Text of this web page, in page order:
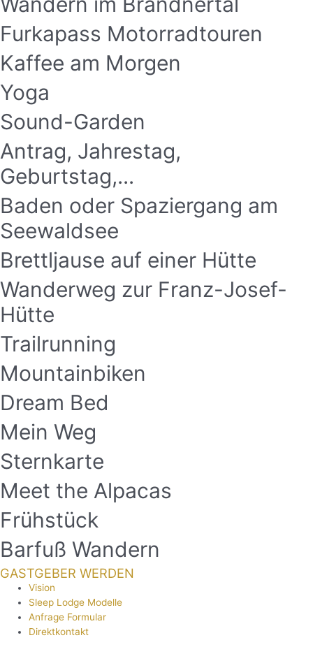
Furkapass Motorradtouren
Kaffee am Morgen
Yoga
Sound-Garden
Antrag, Jahrestag,
Geburtstag,...
Baden oder Spaziergang am
Seewaldsee
Brettljause auf einer Hütte
Wanderweg zur Franz-Josef-
Hütte
Trailrunning
Mountainbiken
Dream Bed
Mein Weg
Sternkarte
Meet the Alpacas
Frühstück
Barfuß Wandern
GASTGEBER WERDEN
Vision
Sleep Lodge Modelle
Anfrage Formular
Direktkontakt